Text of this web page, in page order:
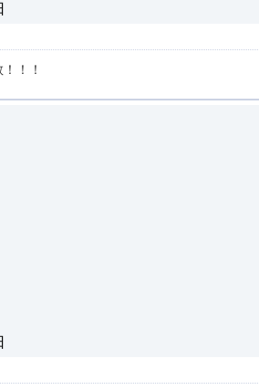
！！